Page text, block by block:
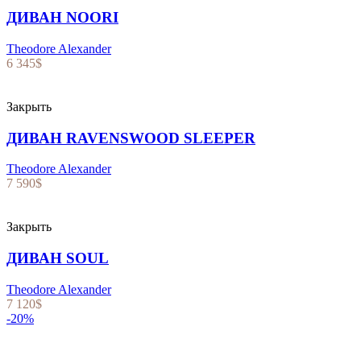
ДИВАН NOORI
Theodore Alexander
6 345$
Закрыть
ДИВАН RAVENSWOOD SLEEPER
Theodore Alexander
7 590$
Закрыть
ДИВАН SOUL
Theodore Alexander
7 120$
-20%